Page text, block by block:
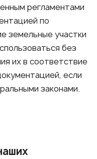
регламентами
по
земельные участки
без
их в соответствие
если
законами.